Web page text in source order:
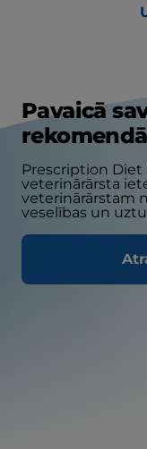
Pavaicā
Prescription
veterinārārsta
veterinārārstam
veselības un